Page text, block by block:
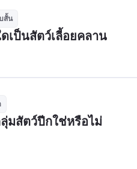
สั้น
เป็นสัตว์เลี้อยคลาน
มสัตว์ปีกใช่หรือไม่